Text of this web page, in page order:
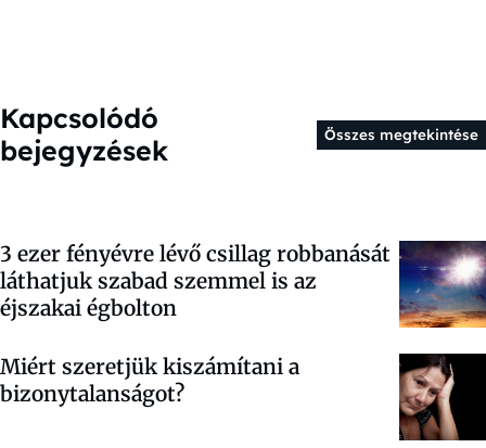
Kapcsolódó
bejegyzések
Összes megtekintése
3 ezer fényévre lévő csillag robbanását
láthatjuk szabad szemmel is az
éjszakai égbolton
Miért szeretjük kiszámítani a
bizonytalanságot?